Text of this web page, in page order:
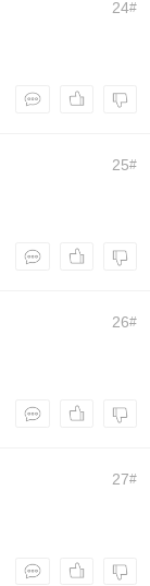
24#
25#
26#
27#